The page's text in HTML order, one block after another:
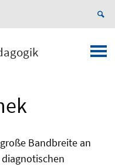
Bandbreite an